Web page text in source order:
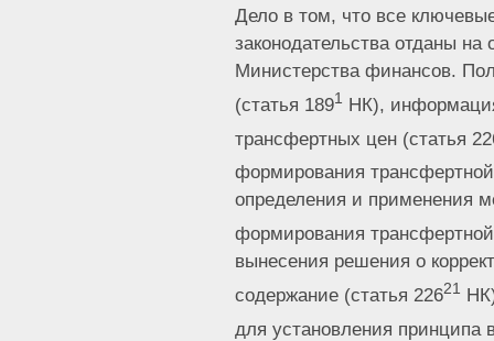
Дело в том, что все
законодательства отданы
Министерства финансов.
(статья 1891 НК),
трансфертных цен (статья
формирования
определения и применения
формирования
вынесения решения о
содержание (статья 22621
для установления принципа